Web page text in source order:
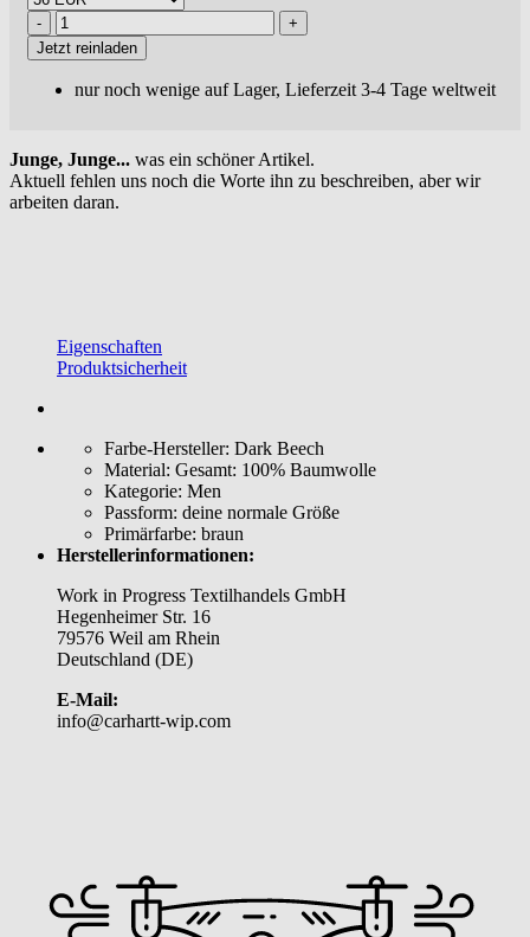
Jetzt reinladen
nur noch wenige auf Lager, Lieferzeit 3-4 Tage weltweit
Junge, Junge... was ein schöner Artikel.
Aktuell fehlen uns noch die Worte ihn zu beschreiben, aber wir
arbeiten daran.
Eigenschaften
Produktsicherheit
Farbe-Hersteller: Dark Beech
Material: Gesamt: 100% Baumwolle
Kategorie: Men
Passform: deine normale Größe
Primärfarbe: braun
Herstellerinformationen:
Work in Progress Textilhandels GmbH
Hegenheimer Str. 16
79576 Weil am Rhein
Deutschland (DE)
E-Mail:
info@carhartt-wip.com